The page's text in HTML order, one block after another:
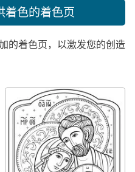
着色的着色页
的着色页，以激发您的创造